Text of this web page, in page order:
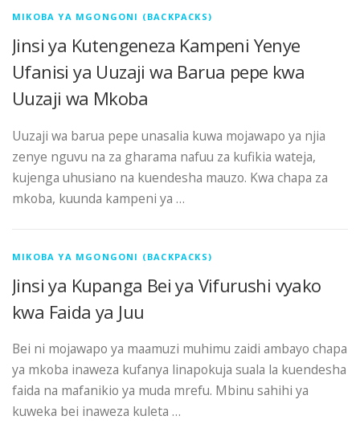
MIKOBA YA MGONGONI (BACKPACKS)
Jinsi ya Kutengeneza Kampeni Yenye
Ufanisi ya Uuzaji wa Barua pepe kwa
Uuzaji wa Mkoba
Uuzaji wa barua pepe unasalia kuwa mojawapo ya njia
zenye nguvu na za gharama nafuu za kufikia wateja,
kujenga uhusiano na kuendesha mauzo. Kwa chapa za
mkoba, kuunda kampeni ya …
MIKOBA YA MGONGONI (BACKPACKS)
Jinsi ya Kupanga Bei ya Vifurushi vyako
kwa Faida ya Juu
Bei ni mojawapo ya maamuzi muhimu zaidi ambayo chapa
ya mkoba inaweza kufanya linapokuja suala la kuendesha
faida na mafanikio ya muda mrefu. Mbinu sahihi ya
kuweka bei inaweza kuleta …